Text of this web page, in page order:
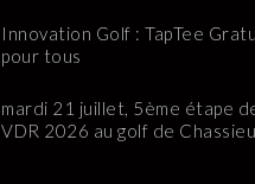
Innovation Golf : TapTee
pour tous
mardi 21 juillet, 5ème étape
VDR 2026 au golf de Chassieu